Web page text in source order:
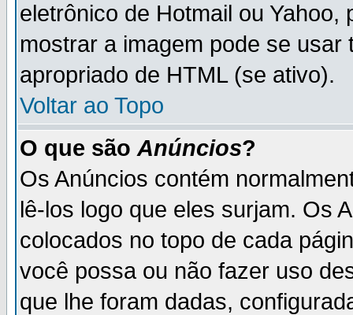
eletrônico de Hotmail ou
mostrar a imagem pode se
apropriado de HTML (se ativo).
Voltar ao Topo
O que são Anúncios?
Os Anúncios contém
lê-los logo que eles surjam. Os
colocados no topo de cada
você possa ou não fazer uso
que lhe foram dadas,